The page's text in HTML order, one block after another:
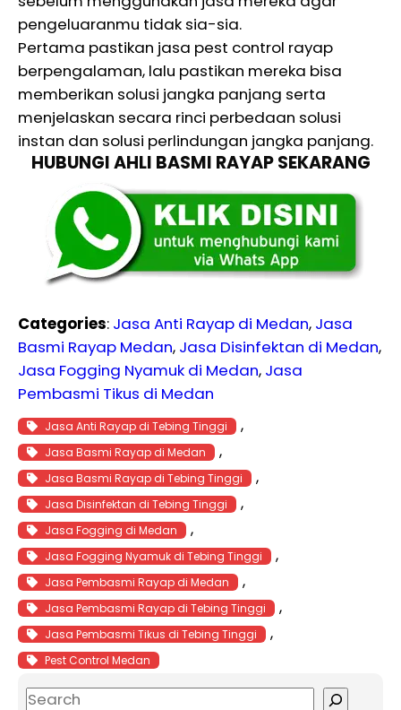
pengeluaranmu tidak sia-sia.
Pertama pastikan jasa pest control rayap
berpengalaman, lalu pastikan mereka bisa
memberikan solusi jangka panjang serta
menjelaskan secara rinci perbedaan solusi
instan dan solusi perlindungan jangka panjang.
HUBUNGI AHLI BASMI RAYAP SEKARANG
Categories: Jasa Anti Rayap di Medan, Jasa
Basmi Rayap Medan, Jasa Disinfektan di Medan
Jasa Fogging Nyamuk di Medan, Jasa
Pembasmi Tikus di Medan
Jasa Anti Rayap di Tebing Tinggi ,
Jasa Basmi Rayap di Medan ,
Jasa Basmi Rayap di Tebing Tinggi ,
Jasa Disinfektan di Tebing Tinggi ,
Jasa Fogging di Medan ,
Jasa Fogging Nyamuk di Tebing Tinggi ,
Jasa Pembasmi Rayap di Medan ,
Jasa Pembasmi Rayap di Tebing Tinggi ,
Jasa Pembasmi Tikus di Tebing Tinggi ,
Pest Control Medan